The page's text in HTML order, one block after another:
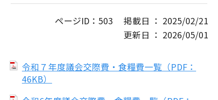
ページID：503 掲載日 ： 2025/02/21
更新日 ： 2026/05/01
令和７年度議会交際費・食糧費一覧（PDF：
46KB）